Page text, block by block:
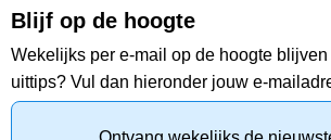
Blijf op de hoogte
Wekelijks per e-mail op de hoogte
uittips? Vul dan hieronder jouw e-